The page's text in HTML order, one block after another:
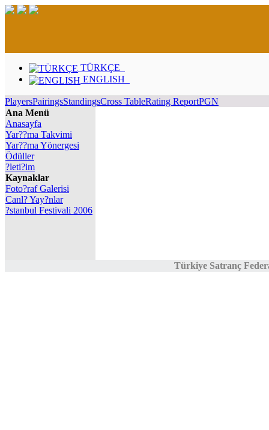
TÜRKÇE
ENGLISH
PlayersPairingsStandingsCross TableRating ReportPGN
Ana Menü
Anasayfa
Yar??ma Takvimi
Yar??ma Yönergesi
Ödüller
?leti?im
Kaynaklar
Foto?raf Galerisi
Canl? Yay?nlar
?stanbul Festivali 2006
Türkiye Satranç